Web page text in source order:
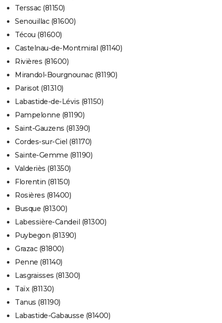
Terssac (81150)
Senouillac (81600)
Técou (81600)
Castelnau-de-Montmiral (81140)
Rivières (81600)
Mirandol-Bourgnounac (81190)
Parisot (81310)
Labastide-de-Lévis (81150)
Pampelonne (81190)
Saint-Gauzens (81390)
Cordes-sur-Ciel (81170)
Sainte-Gemme (81190)
Valderiès (81350)
Florentin (81150)
Rosières (81400)
Busque (81300)
Labessière-Candeil (81300)
Puybegon (81390)
Grazac (81800)
Penne (81140)
Lasgraisses (81300)
Taïx (81130)
Tanus (81190)
Labastide-Gabausse (81400)